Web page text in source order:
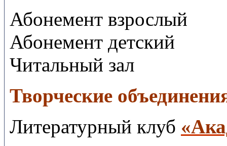
Абонемент взрослый
Абонемент детский
Читальный зал
Творческие
Литературный клуб